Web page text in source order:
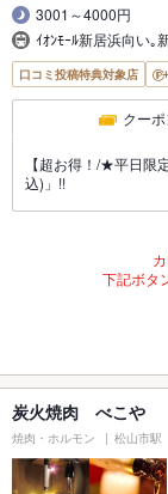
3001～4000円
ｲｵﾝﾓｰﾙ新居浜向い｡
口コミ投稿特典対象店
クー
【超お得！/★平日限
込)」!!
下記ボタ
炭火焼肉 べこや
焼肉・ホルモン 松山市駅